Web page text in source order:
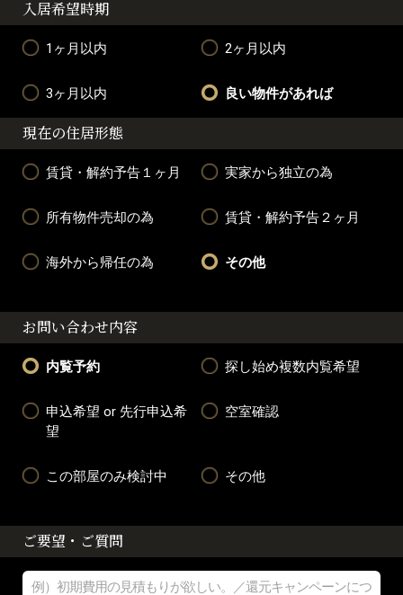
入居希望時期
1ヶ月以内 2ヶ月以内
3ヶ月以内 良い物件があれば
現在の住居形態
賃貸・解約予告１ヶ月 実家から独立の為
所有物件売却の為 賃貸・解約予告２ヶ月
海外から帰任の為 その他
お問い合わせ内容
内覧予約 探し始め複数内覧希望
申込希望 or 先行申込希
望
空室確認
この部屋のみ検討中 その他
ご要望・ご質問